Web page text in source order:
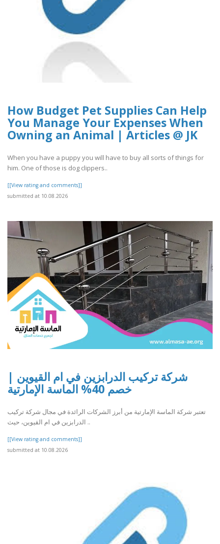
How Budget Pet Supplies Can Help
You Manage Your Expenses When
Owning an Animal | Articles @ JK
When you have a puppy you will have to buy all sorts of things for
him. One of those is dog clippers..
[[View rating and comments]]
submitted at 10.08.2026
شركة تركيب الدرابزين في ام القيوين |
خصم 40% الماسة الإمارتية
تعتبر شركة الماسة الإمارتية من أبرز الشركات الرائدة في مجال شركة تركيب
الدرابزين في ام القيوين، حيث ..
[[View rating and comments]]
submitted at 10.08.2026